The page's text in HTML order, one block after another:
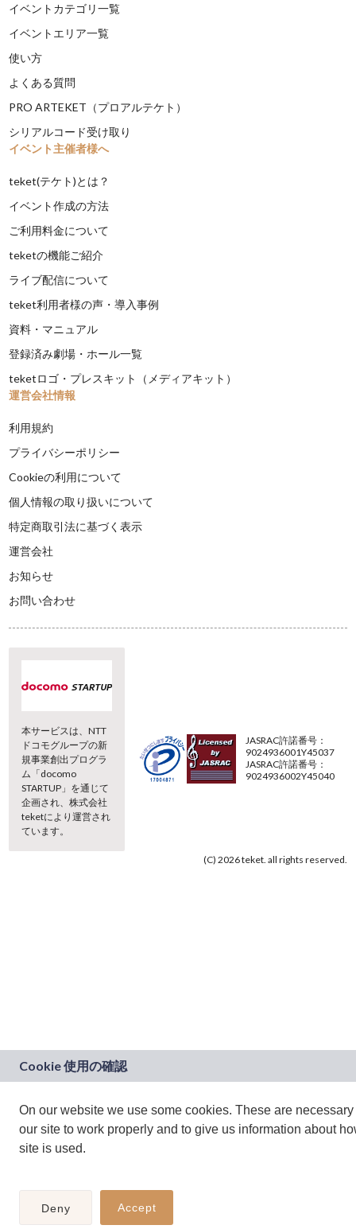
イベントカテゴリ一覧
イベントエリア一覧
使い方
よくある質問
PRO ARTEKET（プロアルテケト）
シリアルコード受け取り
イベント主催者様へ
teket(テケト)とは？
イベント作成の方法
ご利用料金について
teketの機能ご紹介
ライブ配信について
teket利用者様の声・導入事例
資料・マニュアル
登録済み劇場・ホール一覧
teketロゴ・プレスキット（メディアキット）
運営会社情報
利用規約
プライバシーポリシー
Cookieの利用について
個人情報の取り扱いについて
特定商取引法に基づく表示
運営会社
お知らせ
お問い合わせ
本サービスは、NTT
ドコモグループの新
規事業創出プログラ
ム「docomo
STARTUP」を通じて
企画され、株式会社
teketにより運営され
ています。
JASRAC許諾番号：
9024936001Y45037
JASRAC許諾番号：
9024936002Y45040
(C) 2026 teket. all rights reserved.
On our website we use some cookies. These are necessary
our site to work properly and to give us information about
site is used.
Deny Accept